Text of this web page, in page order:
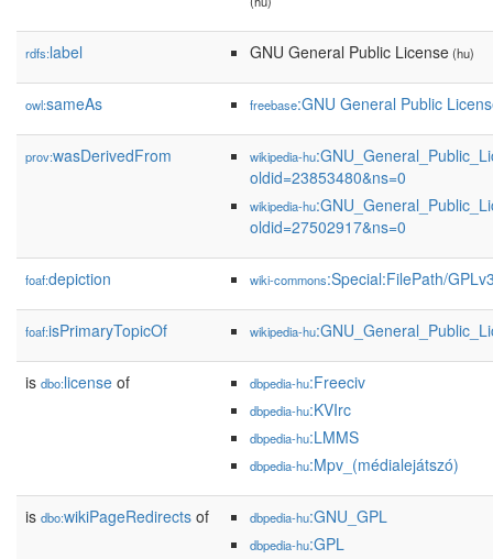
rdfs:label GNU General Public License(hu)
owl:sameAs freebase:GNU General Public
prov:wasDerivedFrom wikipedia-hu
oldid=23853480&ns=0
wikipedia-hu
oldid=27502917&ns=0
foaf:depiction wiki-commons:Special:FilePath/
foaf:isPrimaryTopicOf wikipedia-hu
is dbo:license of dbpedia-hu:Freeciv
dbpedia-hu:KVIrc
dbpedia-hu:LMMS
dbpedia-hu:Mpv_(médialejátszó)
is dbo:wikiPageRedirects of dbpedia-hu:GNU_GPL
dbpedia-hu:GPL